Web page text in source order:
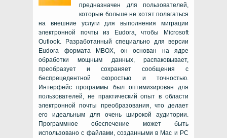
предназначен для пользователей,
которые больше не хотят полагаться
на внешние услуги для выполнения миграции
электронной почты из Eudora, чтобы Microsoft
Outlook. Разработанный специально для версии
Eudora формата MBOX, он основан на ядре
обработки мощным данных, распаковывает,
преобразует и сохраняет сообщения с
беспрецедентной скоростью и точностью.
Интерфейс программы был оптимизирован для
пользователей, не практический опыт в области
электронной почты преобразования, что делает
его идеальным для очень широкой аудитории.
Программное обеспечение может быть
использовано с файлами, созданными в Mac и PC